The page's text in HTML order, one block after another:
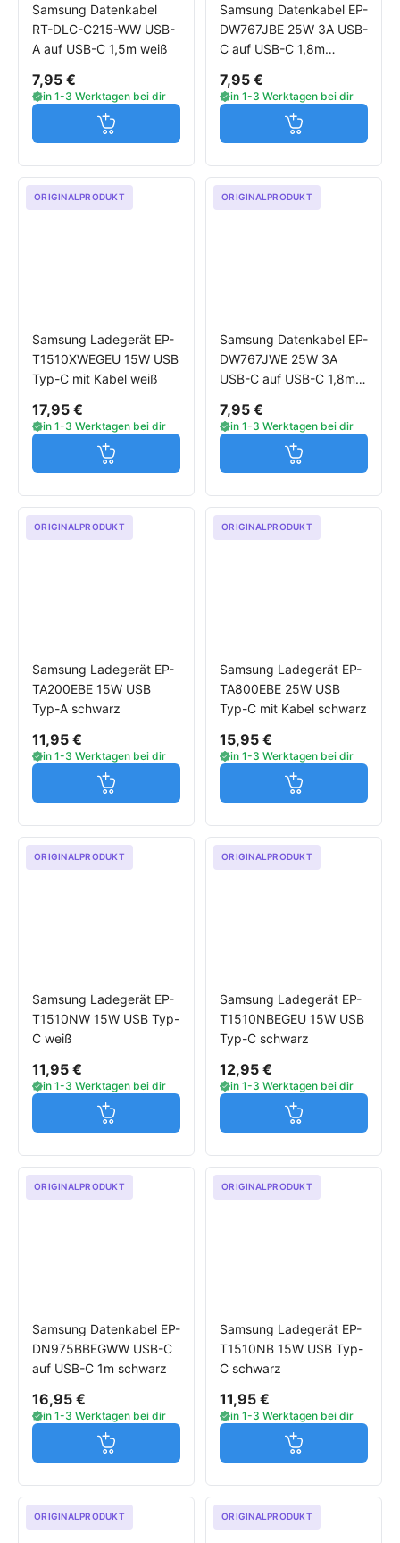
Samsung Datenkabel
RT-DLC-C215-WW USB-
A auf USB-C 1,5m weiß
7,95 €
in 1-3 Werktagen bei dir
Jetzt in den Warenkorb
Samsung Datenkabel EP-
DW767JBE 25W 3A USB-
C auf USB-C 1,8m
7,95 €
in 1-3 Werktagen bei dir
Jetzt in den
ORIGINALPRODUKT
Samsung Ladegerät EP-
T1510XWEGEU 15W USB
Typ-C mit Kabel weiß
17,95 €
in 1-3 Werktagen bei dir
Jetzt in den Warenkorb
ORIGINALPRODUKT
Samsung Datenkabel EP-
DW767JWE 25W 3A
USB-C auf USB-C 1,8m
7,95 €
in 1-3 Werktagen bei dir
Jetzt in den
ORIGINALPRODUKT
Samsung Ladegerät EP-
TA200EBE 15W USB
Typ-A schwarz
11,95 €
in 1-3 Werktagen bei dir
Jetzt in den Warenkorb
ORIGINALPRODUKT
Samsung Ladegerät EP-
TA800EBE 25W USB
Typ-C mit Kabel schwarz
15,95 €
in 1-3 Werktagen bei dir
Jetzt in den
ORIGINALPRODUKT
Samsung Ladegerät EP-
T1510NW 15W USB Typ-
C weiß
11,95 €
in 1-3 Werktagen bei dir
Jetzt in den Warenkorb
ORIGINALPRODUKT
Samsung Ladegerät EP-
T1510NBEGEU 15W USB
Typ-C schwarz
12,95 €
in 1-3 Werktagen bei dir
Jetzt in den
ORIGINALPRODUKT
Samsung Datenkabel EP-
DN975BBEGWW USB-C
auf USB-C 1m schwarz
16,95 €
in 1-3 Werktagen bei dir
Jetzt in den Warenkorb
ORIGINALPRODUKT
Samsung Ladegerät EP-
T1510NB 15W USB Typ-
C schwarz
11,95 €
in 1-3 Werktagen bei dir
Jetzt in den
ORIGINALPRODUKT ORIGINALPRODUKT